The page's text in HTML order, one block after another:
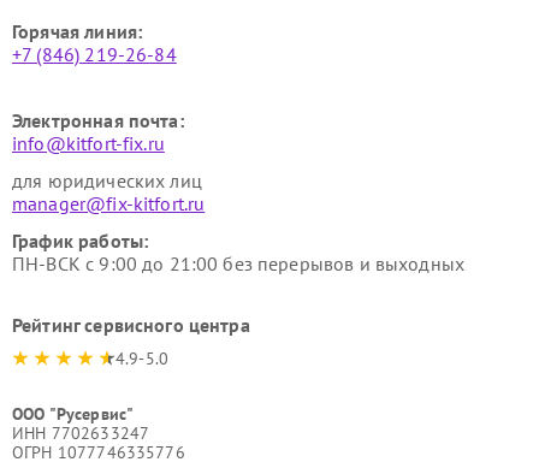
Горячая линия:
+7 (846) 219-26-84
Электронная почта:
info@kitfort-fix.ru
для юридических лиц
manager@fix-kitfort.ru
График работы:
ПН-ВСК с 9:00 до 21:00 без перерывов и выходных
Рейтинг сервисного центра
4.9-5.0
ООО "Русервис"
ИНН 7702633247
ОГРН 1077746335776